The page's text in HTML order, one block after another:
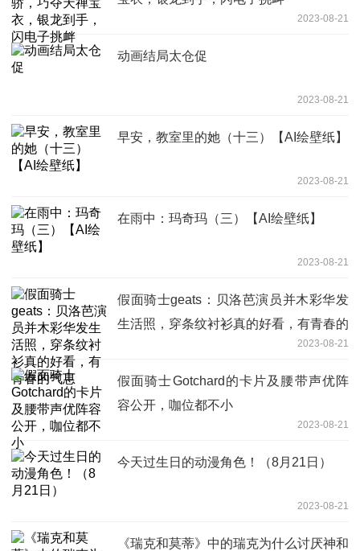
2023-08-21
动画结局太仓促
2023-08-21
早安，教室里的她（十三）【AI绘壁纸】
2023-08-21
在雨中：玛奇玛（三）【AI绘壁纸】
2023-08-21
假面骑士geats：贝洛芭演员并木彩华发
生活照，穿条纹衬衫真的好看，有青春的
2023-08-21
假面骑士Gotchard的卡片及腰带声优阵
容公开，咖位都不小
2023-08-21
今天过生日的动漫角色！（8月21日）
2023-08-21
《瑞克和莫蒂》中的瑞克为什么讨厌神和